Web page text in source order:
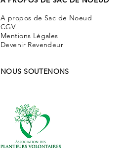
A propos de Sac de Noeud
CGV
Mentions Légales
Devenir Revendeur
NOUS SOUTENONS